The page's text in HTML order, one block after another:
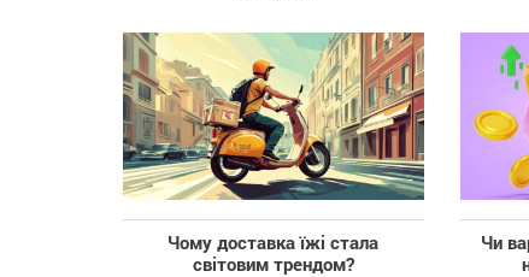
Чому доставка їжі стала
світовим трендом?
Чи